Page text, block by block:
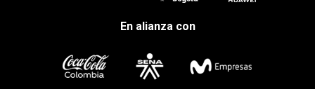
En alianza con